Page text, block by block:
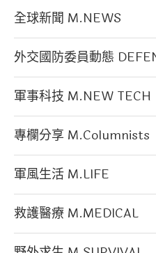
全球新聞 M.NEWS
外交國防委員動態
軍事科技 M.NEW TECH
專欄分享 M.Columnists
軍風生活 M.LIFE
救護醫療 M.MEDICAL